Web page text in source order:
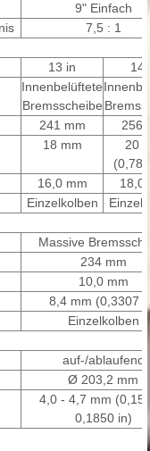
9" Einfach
7,5 : 1
13 in
14
Innenbelüftete
Bremsscheibe
241 mm
256
18 mm
20
16,0 mm
18,0
Einzelkolben
Massive
234 mm
10,0 mm
8,4 mm (0,3307
Einzelkolben
auf-/ablaufend
Ø 203,2 mm
4,0 - 4,7 mm
0,1850 in)